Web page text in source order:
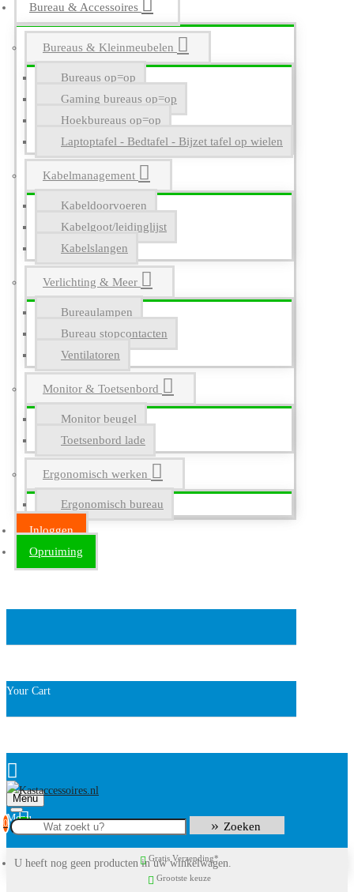
Bureau & Accessoires
Bureaus & Kleinmeubelen
Bureaus op=op
Gaming bureaus op=op
Hoekbureaus op=op
Laptoptafel - Bedtafel - Bijzet tafel op wielen
Kabelmanagement
Kabeldoorvoeren
Kabelgoot/leidinglijst
Kabelslangen
Verlichting & Meer
Bureaulampen
Bureau stopcontacten
Ventilatoren
Monitor & Toetsenbord
Monitor beugel
Toetsenbord lade
Ergonomisch werken
Ergonomisch bureau
Inloggen
Opruiming
Your Cart
Menu
0
U heeft nog geen producten in uw winkelwagen.
Zoeken
Gratis Verzending*
Grootste keuze